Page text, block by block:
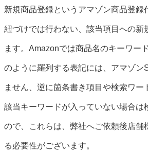
新規商品登録というアマゾン商品登録
紐づけでは行わない、該当項目への新
ます。Amazonでは商品名のキーワー
のように羅列する表記には、アマゾン
ません、逆に箇条書き項目や検索ワー
該当キーワードが入っていない場合は
ので、これらは、弊社へご依頼後店舗
る必要性がございます。